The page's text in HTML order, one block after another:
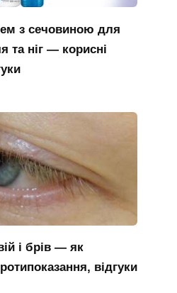
з сечовиною для
та ніг — корисні
і брів — як
відгуки